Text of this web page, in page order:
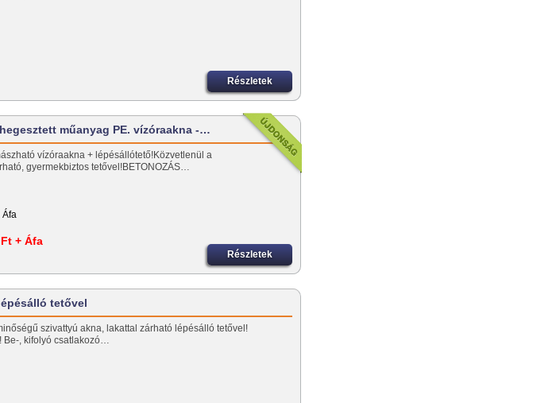
Részletek
hegesztett műanyag PE. vízóraakna -…
vízóraakna + lépésállótető!Közvetlenül a
gyermekbiztos tetővel!BETONOZÁS…
Áfa
+ Áfa
Részletek
tetővel
szivattyú akna, lakattal zárható lépésálló tetővel!
Be-, kifolyó csatlakozó…